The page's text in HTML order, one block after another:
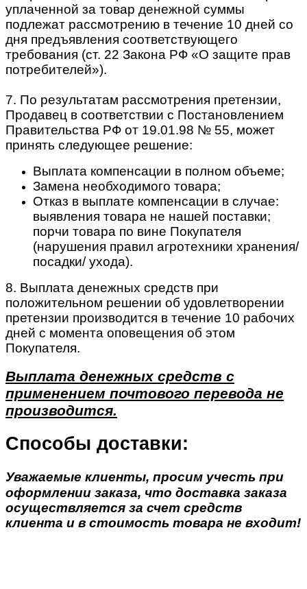
уплаченной за товар денежной суммы
подлежат рассмотрению в течение 10 дней со
дня предъявления соответствующего
требования (ст. 22 Закона РФ «О защите прав
потребителей»).
7. По результатам рассмотрения претензии,
Продавец в соответствии с Постановлением
Правительства РФ от 19.01.98 № 55, может
принять следующее решение:
Выплата компенсации в полном объеме;
Замена необходимого товара;
Отказ в выплате компенсации в случае:
выявления товара не нашей поставки;
порчи товара по вине Покупателя
(нарушения правил агротехники хранения/
посадки/ ухода).
8. Выплата денежных средств при
положительном решении об удовлетворении
претензии производится в течение 10 рабочих
дней с момента оповещения об этом
Покупателя.
Выплата денежных средств с
применением почтового перевода не
производится.
Способы доставки:
Уважаемые клиенты, просим учесть при
оформлении заказа, что доставка заказа
осуществляется за счет средств
клиента и в стоимость товара не входит!